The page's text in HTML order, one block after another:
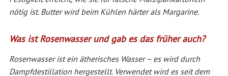
nötig ist. Butter wird beim Kühlen härter als Margarine.
Was ist Rosenwasser und gab es das früher auch?
Rosenwasser ist ein ätherisches Wasser – es wird durch
Dampfdestillation hergestellt. Verwendet wird es seit dem